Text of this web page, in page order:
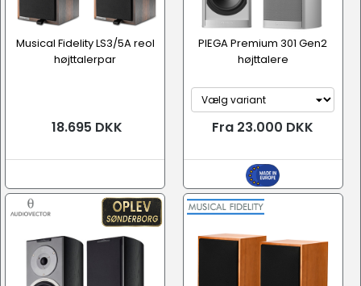
Musical Fidelity LS3/5A reol
højttalerpar
18.695 DKK
PIEGA Premium 301 Gen2
højttalere
Fra 23.000 DKK